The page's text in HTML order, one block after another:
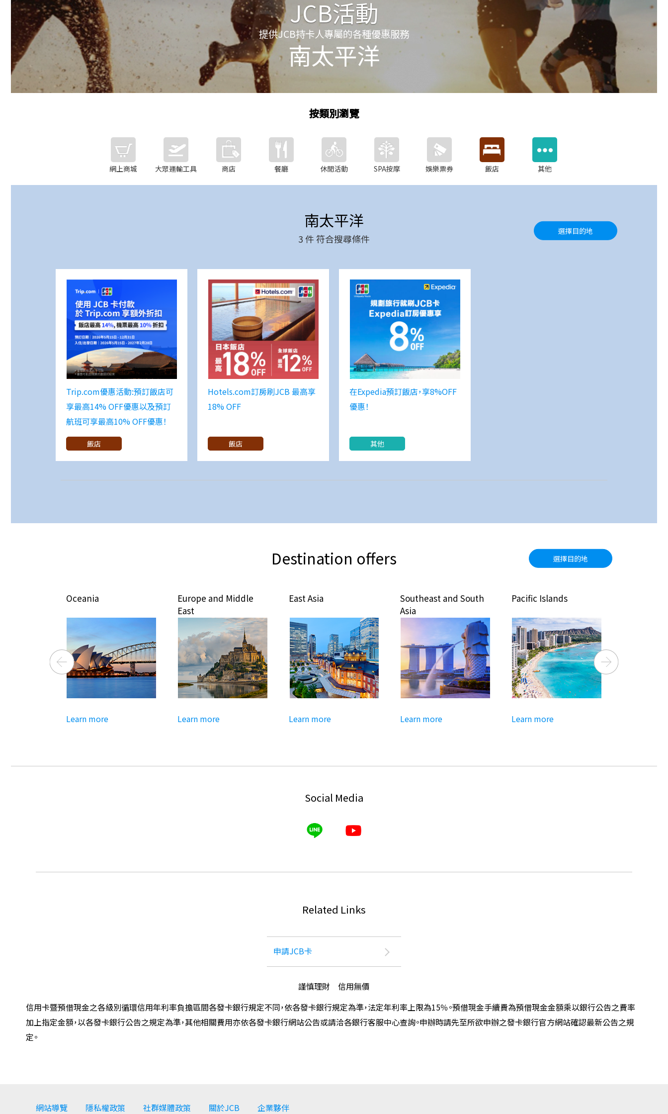
JCB活動
提供JCB持卡人專屬的各種優惠服務
南太平洋
按類別瀏覽
網上商城 大眾運輸工具 商店 餐廳 休閒活動 SPA按摩 娛樂票券 飯店 其他
南太平洋
3件 符合搜尋條件
選擇目的地
Trip.com優惠活動:預訂飯店可
享最高14% OFF優惠以及預訂
航班可享最高10% OFF優惠！
飯店
Hotels.com訂房刷JCB 最高享
18% OFF
飯店
在Expedia預訂飯店，享8%OFF
優惠！
其他
Destination offers 選擇目的地
Oceania
Learn more
Europe and Middle
East
Learn more
East Asia
Learn more
Southeast and South
Asia
Learn more
Pacific Islands
Learn more
Next
Social Media
Related Links
申請JCB卡
謹慎理財 信用無價
信用卡暨預借現金之各級別循環信用年利率負擔區間各發卡銀行規定不同，依各發卡銀行規定為準，法定年利率上限為15％。預借現金手續費為預借現金金額乘以銀行公告之費率
加上指定金額，以各發卡銀行公告之規定為準，其他相關費用亦依各發卡銀行網站公告或請洽各銀行客服中心查詢。申辦時請先至所欲申辦之發卡銀行官方網站確認最新公告之規
定。
網站導覽 隱私權政策 社群媒體政策 關於JCB 企業夥伴